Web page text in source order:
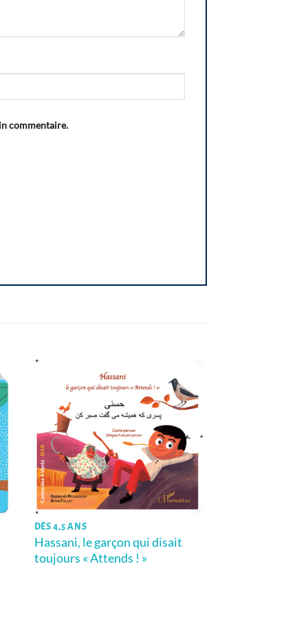
commentaire.
DÈS 4,5 ANS
Hassani, le garçon qui disait
toujours « Attends ! »